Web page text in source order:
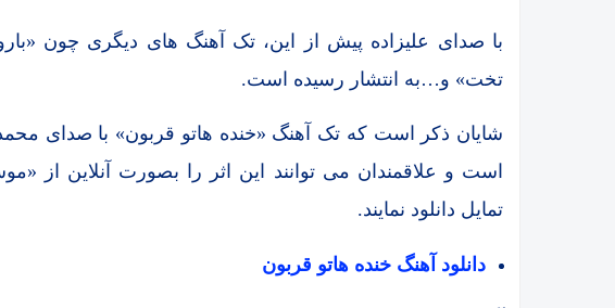
با صدای علیزاده پیش از این، تک آهنگ های دیگری چون
تخت» و…به انتشار رسیده است.
شایان ذکر است که تک آهنگ «خنده هاتو قربون» با صدای
است و علاقمندان می توانند این اثر را بصورت آنلاین از
تمایل دانلود نمایند.
دانلود آهنگ خنده هاتو قربون